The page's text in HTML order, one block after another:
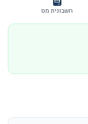
חשבונית מס